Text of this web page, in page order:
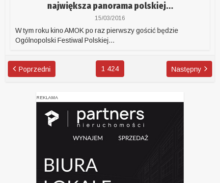
największa panorama polskiej...
15/03/2016
W tym roku kino AMOK po raz pierwszy gościć będzie
Ogólnopolski Festiwal Polskiej...
Poprzedni 1 424 Następny
REKLAMA